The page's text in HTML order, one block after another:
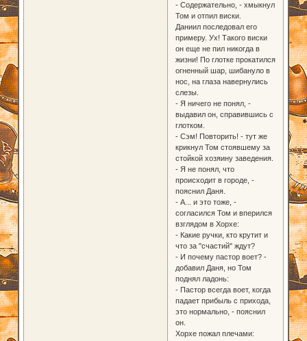
- Содержательно, - хмыкнул
Том и отпил виски.
Даниил последовал его
примеру. Ух! Такого виски
он еще не пил никогда в
жизни! По глотке прокатился
огненный шар, шибануло в
нос, на глаза навернулись
слезы.
- Я ничего не понял, -
выдавил он, справившись с
глотком.
- Сэм! Повторить! - тут же
крикнул Том стоявшему за
стойкой хозяину заведения.
- Я не понял, что
происходит в городе, -
пояснил Даня.
- А... и это тоже, -
согласился Том и вперился
взглядом в Хорхе:
- Какие ручки, кто крутит и
что за "счастий" ждут?
- И почему пастор воет? -
добавил Даня, но Том
поднял ладонь:
- Пастор всегда воет, когда
падает прибыль с прихода,
это нормально, - пояснил
он.
Хорхе пожал плечами: